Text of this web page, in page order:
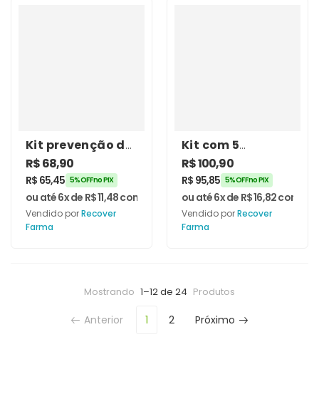
Kit prevenção de
sarcopenia no
pós-COVID
(Magnésio e
Vitamina D3 +
Vitamina K2 Mk-
7) – Recover
R$68,90
R$ 65,45 5% OFF no PIX
ou até 6x de R$11,48com juros
Vendido porRecover
Farma
Kit com 5
Unidades de
Vitamina D3
10.000ui 60
Cápsulas –
Recover Farma
R$100,90
R$ 95,85 5% OFF no PIX
ou até 6x de R$16,82com
Vendido porRecover
Farma
Mostrando 1–12 de 24 Produtos
Anterior 1 2 Próximo